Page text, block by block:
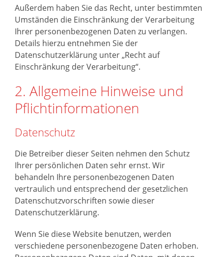
Außerdem haben Sie das Recht, unter bestimmten
Umständen die Einschränkung der Verarbeitung
Ihrer personenbezogenen Daten zu verlangen.
Details hierzu entnehmen Sie der
Datenschutzerklärung unter „Recht auf
Einschränkung der Verarbeitung“.
2. Allgemeine Hinweise und
Pflichtinformationen
Datenschutz
Die Betreiber dieser Seiten nehmen den Schutz
Ihrer persönlichen Daten sehr ernst. Wir
behandeln Ihre personenbezogenen Daten
vertraulich und entsprechend der gesetzlichen
Datenschutzvorschriften sowie dieser
Datenschutzerklärung.
Wenn Sie diese Website benutzen, werden
verschiedene personenbezogene Daten erhoben.